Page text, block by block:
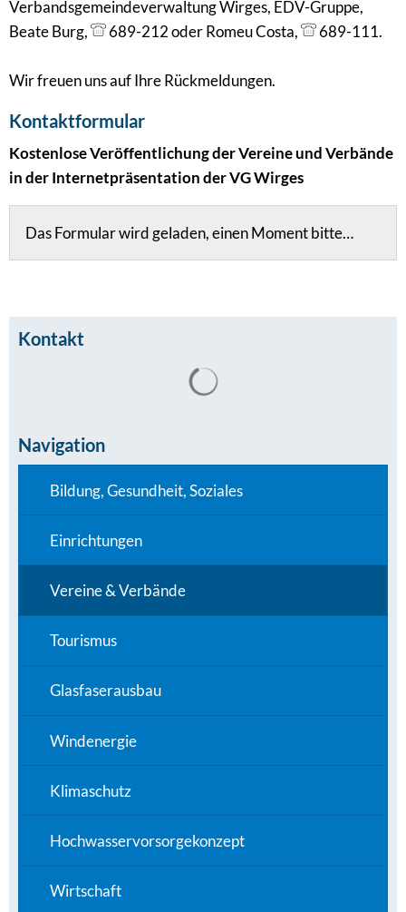
Verbandsgemeindeverwaltung Wirges, EDV-Gruppe,
Beate Burg,
689-212 oder Romeu Costa, 689-111.
Wir freuen uns auf Ihre Rückmeldungen.
Kontaktformular
Kostenlose Veröffentlichung der Vereine und Verbände
in der Internetpräsentation der VG Wirges
Das Formular wird geladen, einen Moment bitte…
Kontakt
Navigation
Bildung, Gesundheit, Soziales
Einrichtungen
Vereine & Verbände
Tourismus
Glasfaserausbau
Windenergie
Klimaschutz
Hochwasservorsorgekonzept
Wirtschaft